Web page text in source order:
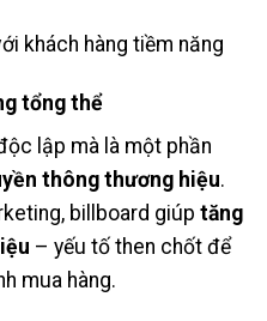
khách hàng tiềm năng
tổng thể
lập mà là một phần
thông thương hiệu.
billboard giúp tăng
– yếu tố then chốt để
mua hàng.